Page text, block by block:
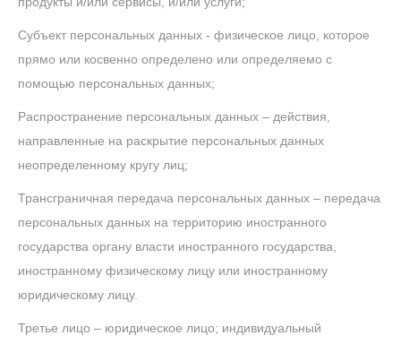
Субъект персональных данных - физическое лицо, которое
прямо или косвенно определено или определяемо с
помощью персональных данных;
Распространение персональных данных – действия,
направленные на раскрытие персональных данных
неопределенному кругу лиц;
Трансграничная передача персональных данных – передача
персональных данных на территорию иностранного
государства органу власти иностранного государства,
иностранному физическому лицу или иностранному
юридическому лицу.
Третье лицо – юридическое лицо; индивидуальный